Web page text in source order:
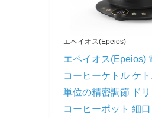
エペイオス(Epeios)
エペイオス(Epeios)
コーヒーケトル ケ
単位の精密調節 ド
コーヒーポット 細